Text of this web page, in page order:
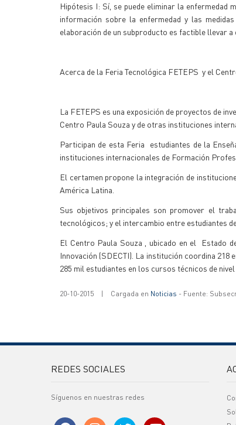
Hipótesis I: Sí, se puede eliminar la
información sobre la enfermedad y las
elaboración de un subproducto es factible llevar
Acerca de la Feria Tecnológica FETEPS y el
La FETEPS es una exposición de proyectos de
Centro Paula Souza y de otras instituciones
Participan de esta Feria estudiantes de la
instituciones internacionales de Formación
El certamen propone la integración de
América Latina.
Sus objetivos principales son promover el
tecnológicos; y el intercambio entre estudiantes
El Centro Paula Souza , ubicado en el Estado
Innovación (SDECTI). La institución coordina 218
285 mil estudiantes en los cursos técnicos de
20-10-2015 | Cargada en Noticias - Fuente:
REDES SOCIALES
Síguenos en nuestras redes